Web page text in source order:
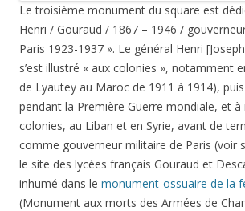
Le troisième monument du square est
Henri / Gouraud / 1867 – 1946 /
Paris 1923-1937 ». Le général Henri
s’est illustré « aux colonies », notamment
de Lyautey au Maroc de 1911 à 1914),
pendant la Première Guerre mondiale, et à
colonies, au Liban et en Syrie, avant de
comme gouverneur militaire de Paris (voir
le site des lycées français Gouraud et
inhumé dans le monument-ossuaire de la
(Monument aux morts des Armées de